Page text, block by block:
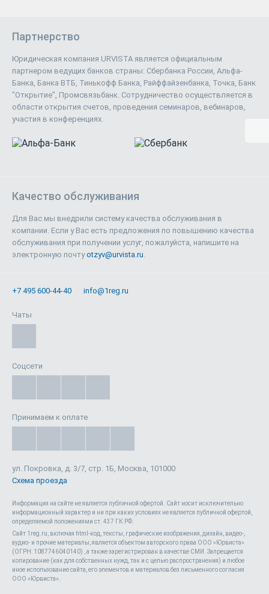
Партнерство
Юридическая компания URVISTA является официальным
партнером ведущих банков страны: Сбербанка России, Альфа-
Банка, Банка ВТБ, Тинькофф Банка, Райффайзенбанка, Точка, Банк
"Открытие", Промсвязьбанк. Сотрудничество осуществляется в
области открытия счетов, проведения семинаров, вебинаров,
участия в конференциях.
Качество обслуживания
Для Вас мы внедрили систему качества обслуживания в
компании. Если у Вас есть предложения по повышению качества
обслуживания при получении услуг, пожалуйста, напишите на
электронную почтуotzyv@urvista.ru.
+7 495 600-44-40 info@1reg.ru
Чаты
Соцсети
Принимаем к оплате
ул. Покровка, д. 3/7, стр. 1Б, Москва, 101000
Схема проезда
Информация на сайте не является публичной офертой. Cайт носит исключительно
информационный характер и ни при каких условиях не является публичной офертой,
определяемой положениями ст. 437 ГК РФ.
Сайт 1reg.ru, включая html-код, тексты, графические изображения, дизайн, видео-,
аудио- и прочие материалы, является объектом авторского права ООО «Юрвиста»
(ОГРН: 1087746040140) , а также зарегистрирован в качестве СМИ. Запрещается
копирование (как для собственных нужд, так и с целью распространения) и любое
иное использование сайта, его элементов и материалов без письменного согласия
ООО «Юрвиста».
Положения об обработке персональных данных